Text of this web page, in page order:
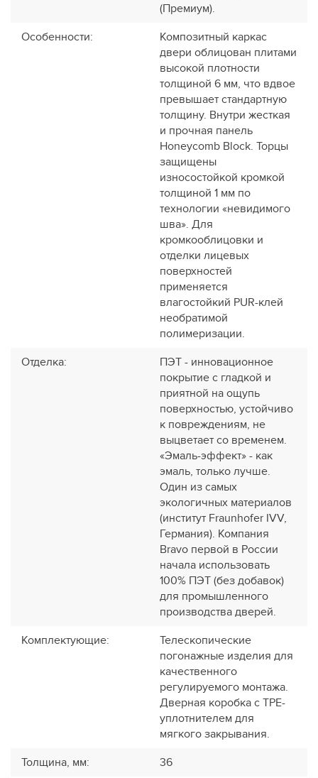
(Премиум).
Особенности:
Композитный каркас
двери облицован плитами
высокой плотности
толщиной 6 мм, что вдвое
превышает стандартную
толщину. Внутри жесткая
и прочная панель
Honeycomb Block. Торцы
защищены
износостойкой кромкой
толщиной 1 мм по
технологии «невидимого
шва». Для
кромкооблицовки и
отделки лицевых
поверхностей
применяется
влагостойкий PUR-клей
необратимой
полимеризации.
Отделка:
ПЭТ - инновационное
покрытие c гладкой и
приятной на ощупь
поверхностью, устойчиво
к повреждениям, не
выцветает со временем.
«Эмаль-эффект» - как
эмаль, только лучше.
Один из самых
экологичных материалов
(институт Fraunhofer IVV,
Германия). Компания
Bravo первой в России
начала использовать
100% ПЭТ (без добавок)
для промышленного
производства дверей.
Комплектующие:
Телескопические
погонажные изделия для
качественного
регулируемого монтажа.
Дверная коробка с TPE-
уплотнителем для
мягкого закрывания.
Толщина, мм: 36